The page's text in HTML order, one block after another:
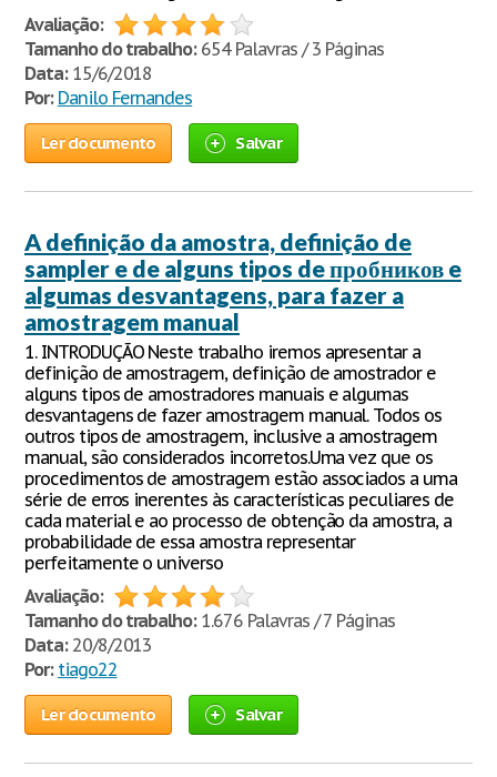
Avaliação:
Tamanho do trabalho:654 Palavras / 3 Páginas
Data:15/6/2018
Por: Danilo Fernandes
Ler documento Salvar
A definição da amostra, definição de
sampler e de alguns tipos de пробников e
algumas desvantagens, para fazer a
amostragem manual
1. INTRODUÇÃO Neste trabalho iremos apresentar a
definição de amostragem, definição de amostrador e
alguns tipos de amostradores manuais e algumas
desvantagens de fazer amostragem manual. Todos os
outros tipos de amostragem, inclusive a amostragem
manual, são considerados incorretos.Uma vez que os
procedimentos de amostragem estão associados a uma
série de erros inerentes às características peculiares de
cada material e ao processo de obtenção da amostra, a
probabilidade de essa amostra representar
perfeitamente o universo
Avaliação:
Tamanho do trabalho:1.676 Palavras / 7 Páginas
Data:20/8/2013
Por: tiago22
Ler documento Salvar